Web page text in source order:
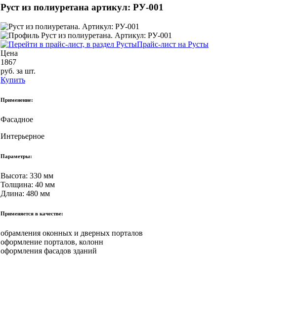
Руст из полиуретана артикул: РУ-001
Прайс-лист на Русты
Цена
1867
руб. за шт.
Купить
Применение:
Фасадное
Интерьерное
Параметры:
Высота: 330 мм
Толщина: 40 мм
Длина: 480 мм
Применяется в качестве:
обрамления оконных и дверных порталов
оформление порталов, колонн
оформления фасадов зданий